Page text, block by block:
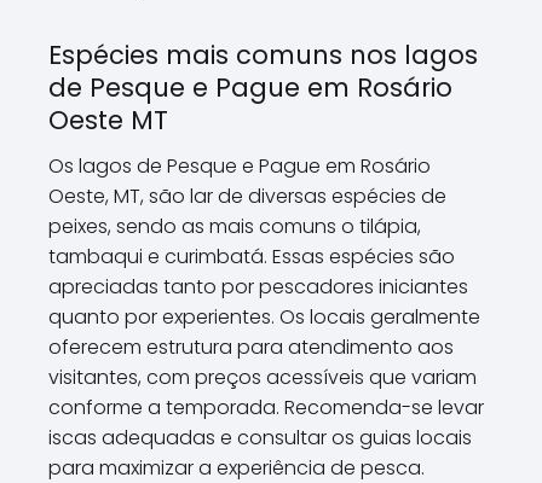
Espécies mais comuns nos lagos
de Pesque e Pague em Rosário
Oeste MT
Os lagos de Pesque e Pague em Rosário
Oeste, MT, são lar de diversas espécies de
peixes, sendo as mais comuns o tilápia,
tambaqui e curimbatá. Essas espécies são
apreciadas tanto por pescadores iniciantes
quanto por experientes. Os locais geralmente
oferecem estrutura para atendimento aos
visitantes, com preços acessíveis que variam
conforme a temporada. Recomenda-se levar
iscas adequadas e consultar os guias locais
para maximizar a experiência de pesca.